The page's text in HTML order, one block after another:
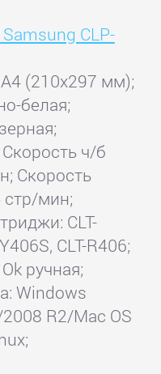
CLP-
(210x297 мм);
белая;
ч/б
Скорость
стр/мин;
CLT-
CLT-R406;
ручная;
Windows
R2/Mac OS